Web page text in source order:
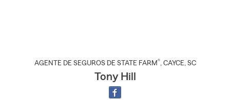
AGENTE DE SEGUROS DE STATE FARM®, CAYCE, SC
Tony Hill